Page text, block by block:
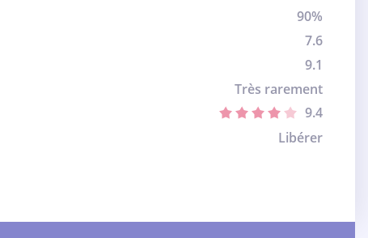
90%
7.6
9.1
Très rarement
9.4
Libérer